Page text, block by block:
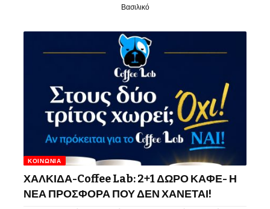
Βασιλικό
ΚΟΙΝΩΝΊΑ
ΧΑΛΚΙΔΑ-Coffee Lab: 2+1 ΔΩΡΟ ΚΑΦΕ- Η
ΝΕΑ ΠΡΟΣΦΟΡΑ ΠΟΥ ΔΕΝ ΧΑΝΕΤΑΙ!